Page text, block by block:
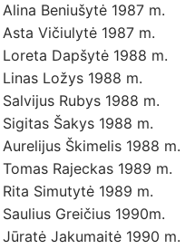
Alina Beniušytė 1987 m.
Asta Vičiulytė 1987 m.
Loreta Dapšytė 1988 m.
Linas Ložys 1988 m.
Salvijus Rubys 1988 m.
Sigitas Šakys 1988 m.
Aurelijus Škimelis 1988 m.
Tomas Rajeckas 1989 m.
Rita Simutytė 1989 m.
Saulius Greičius 1990m.
Jūratė Jakumaitė 1990 m.